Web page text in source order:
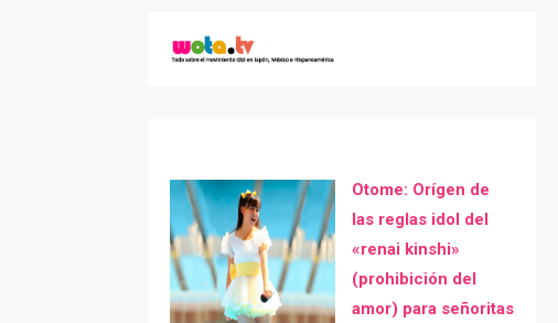
Otome: Orígen de
las reglas idol del
«renai kinshi»
(prohibición del
amor) para señoritas